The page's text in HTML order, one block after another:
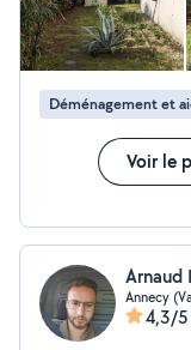
Déménagement et
Voir le
Arnaud
Annecy
4,3/5